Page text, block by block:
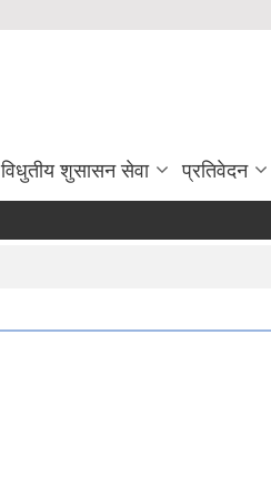
विधुतीय शुसासन सेवा प्रतिवेदन